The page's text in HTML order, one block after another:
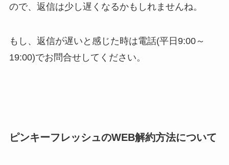
ので、返信は少し遅くなるかもしれませんね。
もし、返信が遅いと感じた時は電話(平日9:00～
19:00)でお問合せしてください。
ピンキーフレッシュのWEB解約方法について